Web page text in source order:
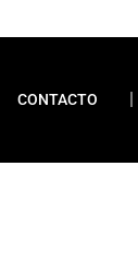
CONTACTO